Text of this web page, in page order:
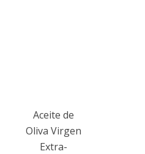
Aceite de
Oliva Virgen
Extra-